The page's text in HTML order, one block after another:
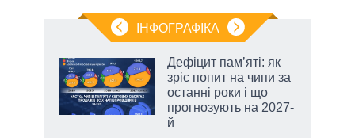
ІНФОГРАФІКА
Дефіцит пам’яті: як
зріс попит на чипи за
останні роки і що
прогнозують на 2027-
й